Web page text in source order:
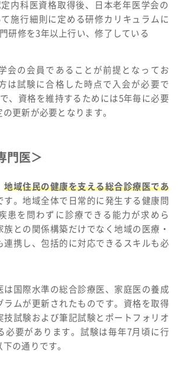
内科医資格取得後、日本老年医学会の
施行細則に定める研修カリキュラムに
研修を3年以上行い、修了している
会の会員であることが前提となってお
は試験に合格した時点で入会が必要で
、資格を維持するためには5年毎に必要
更新が必要となります。
門医＞
地域住民の健康を支える総合診療医であ
す。地域全体で日常的に発生する健康問
患を問わずに診療できる能力が求めら
族との関係構築だけでなく地域の医療・
連携し、包括的に対応できるスキルも必
は国際水準の総合診療医、家庭医の養成
ラムが更新されたものです。資格を取得
技試験および筆記試験とポートフォリオ
必要があります。試験は毎年7月頃に行
の通りです。